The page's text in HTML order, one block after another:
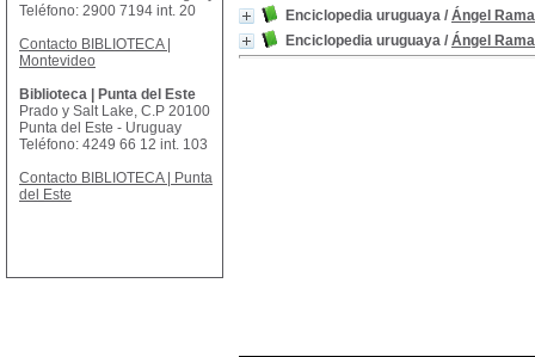
Enciclopedia uruguaya / Ángel Rama
Enciclopedia uruguaya / Ángel Rama
Teléfono: 2900 7194 int. 20
Contacto BIBLIOTECA |
Montevideo
Biblioteca | Punta del Este
Prado y Salt Lake, C.P 20100
Punta del Este - Uruguay
Teléfono: 4249 66 12 int. 103
Contacto BIBLIOTECA | Punta
del Este